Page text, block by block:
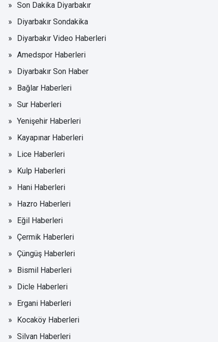
Son Dakika Diyarbakır
Diyarbakır Sondakika
Diyarbakır Video Haberleri
Amedspor Haberleri
Diyarbakır Son Haber
Bağlar Haberleri
Sur Haberleri
Yenişehir Haberleri
Kayapınar Haberleri
Lice Haberleri
Kulp Haberleri
Hani Haberleri
Hazro Haberleri
Eğil Haberleri
Çermik Haberleri
Çüngüş Haberleri
Bismil Haberleri
Dicle Haberleri
Ergani Haberleri
Kocaköy Haberleri
Silvan Haberleri